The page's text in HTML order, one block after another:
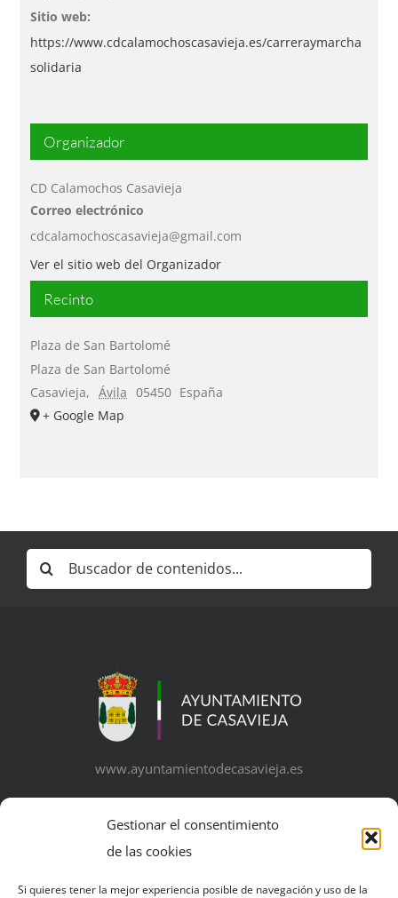
Gestionar el consentimiento
de las cookies
Si quieres tener la mejor experiencia posible de navegación y uso de la
Sitio web:
https://www.cdcalamochoscasavieja.es/carreraymarcha
solidaria
Recinto
Plaza de San Bartolomé
Plaza de San Bartolomé
Casavieja, Ávila 05450 España
+ Google Map
Organizador
CD Calamochos Casavieja
Correo electrónico
cdcalamochoscasavieja@gmail.com
Ver el sitio web del Organizador
Buscar:
www.ayuntamientodecasavieja.es
© Copyright 2026 | Excelentísimo Ayuntamiento de